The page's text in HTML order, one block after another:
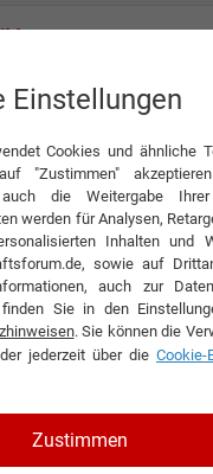
AG
Einstellungen
Cookies und ähnliche
"Zustimmen"
auch die Weitergabe
werden für Analysen,
Inhalten und
sowie auf
auch zur
finden Sie in den
. Sie können die
jederzeit über die Cookie-
Zustimmen